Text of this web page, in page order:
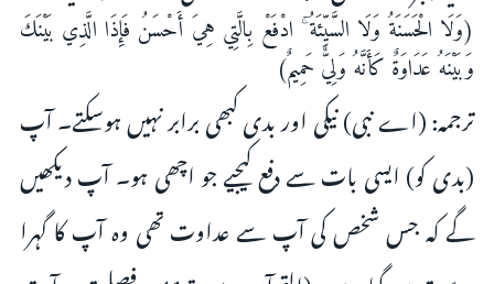
(وَلَا الْحَسَنَةُ وَلَا السَّيِّئَةُ ۚ ادْفَعْ بِالَّتِي هِيَ أَحْسَنُ فَإِذَا الَّذِي بَيْنَكَ
وَبَيْنَهُ عَدَاوَةٌ كَأَنَّهُ وَلِيٌّ حَمِيمٌ)
ترجمہ: (اے نبی) نیکی اور بدی کبھی برابر نہیں ہوسکتے۔ آپ
(بدی کو) ایسی بات سے دفع کیجیے جو اچھی ہو۔ آپ دیکھیں
گے کہ جس شخص کی آپ سے عداوت تھی وہ آپ کا گہرا